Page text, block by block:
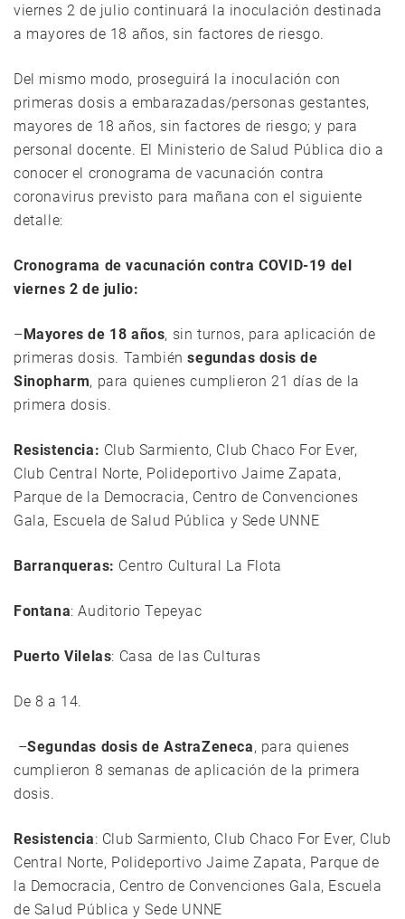
viernes 2 de julio continuará la inoculación destinada
a mayores de 18 años, sin factores de riesgo.
Del mismo modo, proseguirá la inoculación con
primeras dosis a embarazadas/personas gestantes,
mayores de 18 años, sin factores de riesgo; y para
personal docente. El Ministerio de Salud Pública dio a
conocer el cronograma de vacunación contra
coronavirus previsto para mañana con el siguiente
detalle:
Cronograma de vacunación contra COVID-19 del
viernes 2 de julio:
–Mayores de 18 años, sin turnos, para aplicación de
primeras dosis. Tambiénsegundas dosis de
Sinopharm, para quienes cumplieron 21 días de la
primera dosis.
Resistencia: Club Sarmiento, Club Chaco For Ever,
Club Central Norte, Polideportivo Jaime Zapata,
Parque de la Democracia, Centro de Convenciones
Gala, Escuela de Salud Pública y Sede UNNE
Barranqueras: Centro Cultural La Flota
Fontana: Auditorio Tepeyac
Puerto Vilelas: Casa de las Culturas
De 8 a 14.
–Segundas dosis de AstraZeneca, para quienes
cumplieron 8 semanas de aplicación de la primera
dosis.
Resistencia: Club Sarmiento, Club Chaco For Ever, Club
Central Norte, Polideportivo Jaime Zapata, Parque de
la Democracia, Centro de Convenciones Gala, Escuela
de Salud Pública y Sede UNNE